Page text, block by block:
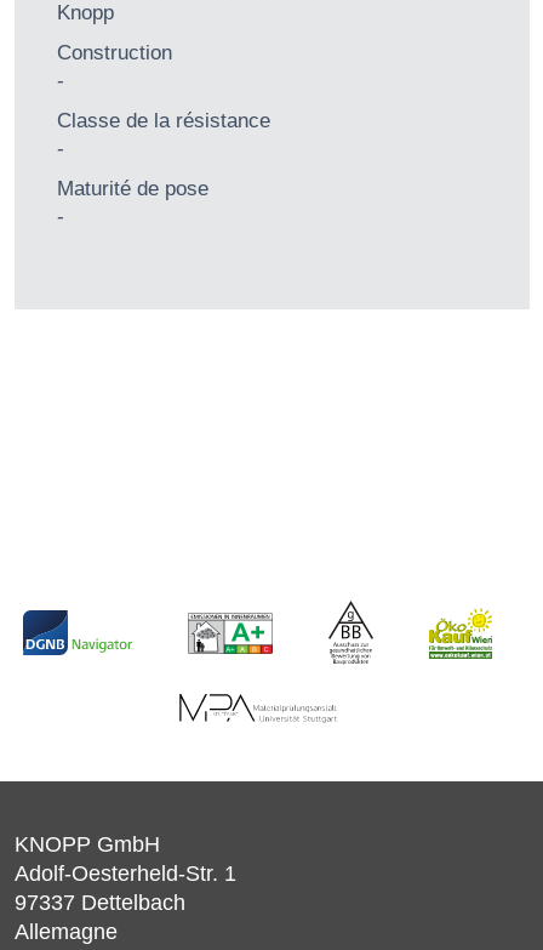
Knopp
Construction
-
Classe de la résistance
-
Maturité de pose
-
KNOPP GmbH
Adolf-Oesterheld-Str. 1
97337 Dettelbach
Allemagne